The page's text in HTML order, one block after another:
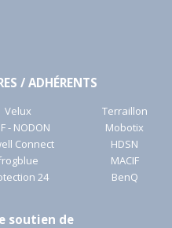
/ ADHÉRENTS
Velux
- NODON
Connect
24
Terraillon
Mobotix
HDSN
MACIF
BenQ
soutien de